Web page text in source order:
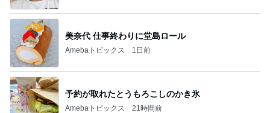
美奈代 仕事終わりに堂島ロール
Amebaトピックス 1日前
予約が取れたとうもろこしのかき氷
Amebaトピックス 21時間前